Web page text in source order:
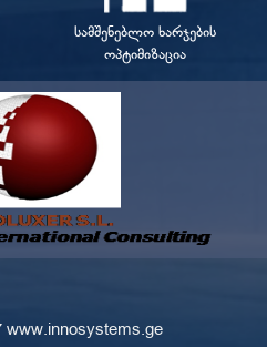
სამშენებლო ხარჯების
ოპტიმიზაცია
www.innosystems.ge